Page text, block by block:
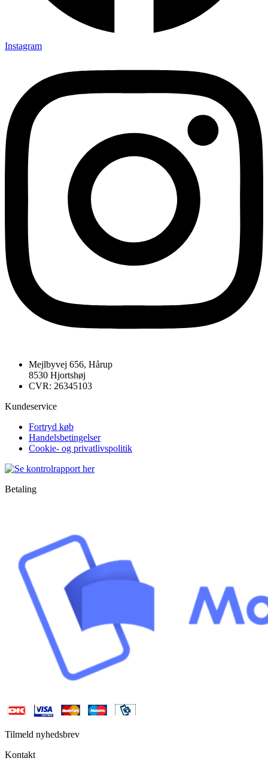
Instagram
Mejlbyvej 656, Hårup
8530 Hjortshøj
CVR: 26345103
Kundeservice
Fortryd køb
Handelsbetingelser
Cookie- og privatlivspolitik
Betaling
Tilmeld nyhedsbrev
Kontakt